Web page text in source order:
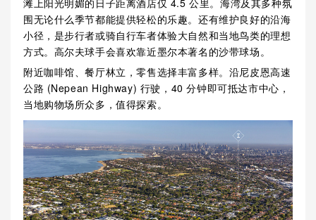
围无论什么季节都能提供轻松的乐趣。还有维护良好的沿海
小径，是步行者或骑自行车者体验大自然和当地鸟类的理想
方式。高尔夫球手会喜欢靠近墨尔本著名的沙带球场。
附近咖啡馆、餐厅林立，零售选择丰富多样。沿尼皮恩高速
公路 (Nepean Highway) 行驶，40 分钟即可抵达市中心，
当地购物场所众多，值得探索。